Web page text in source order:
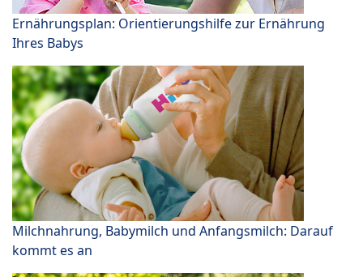
Ernährungsplan: Orientierungshilfe zur Ernährung
Ihres Babys
Milchnahrung, Babymilch und Anfangsmilch: Darauf
kommt es an